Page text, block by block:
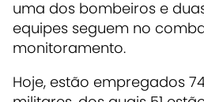
uma dos bombeiros e
equipes seguem no
monitoramento.
Hoje, estão empregados